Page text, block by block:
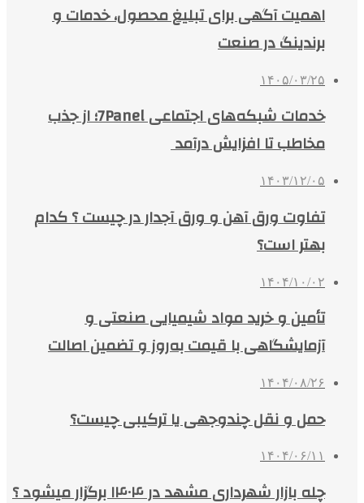
اهمیت آگهی برای تبلیغ محصول، خدمات و
برندینگ در صنعت
۱۴۰۵/۰۳/۲۵
خدمات شبکه‌های اجتماعی 7Panel؛ از جذب
مخاطب تا افزایش درآمد
۱۴۰۳/۱۲/۰۵
تفاوت ورق آهن و ورق آجدار در چیست ؟ کدام
بهتر است؟
۱۴۰۴/۱۰/۰۲
تأمین و خرید مواد شیمیایی صنعتی و
آزمایشگاهی با قیمت به‌روز و تضمین اصالت
۱۴۰۴/۰۸/۲۶
حمل و نقل چندوجهی یا ترکیبی چیست؟
۱۴۰۴/۰۶/۱۱
چله بازار شهرداری مشهد در ۱۴۰۴ برگزار میشود ؟